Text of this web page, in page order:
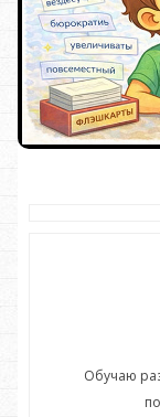
Обучаю